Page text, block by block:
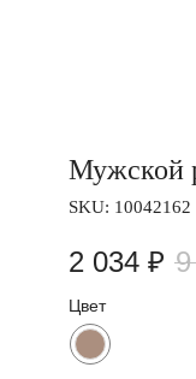
Мужской
SKU: 10042162
2 034 ₽
Цвет